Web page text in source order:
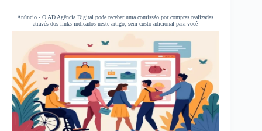
Anúncio - O AD Agência Digital pode receber uma comissão por compras realizadas
através dos links indicados neste artigo, sem custo adicional para você